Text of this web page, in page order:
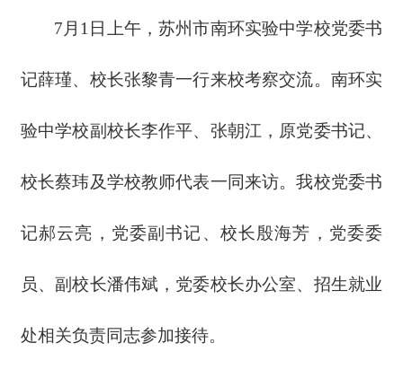
7月1日上午，苏州市南环实验中学校党委书
记薛瑾、校长张黎青一行‌来校考察交流。南环实
验中学校副校长李作平、张朝江，原党委书记、
校长蔡玮及学校教师代表一同来访。我校党委书
记郝云亮，党委副书记、校长殷海芳，党委委
员、副校长潘伟斌，党委校长办公室、招生就业
处相关负责同志参加接待。